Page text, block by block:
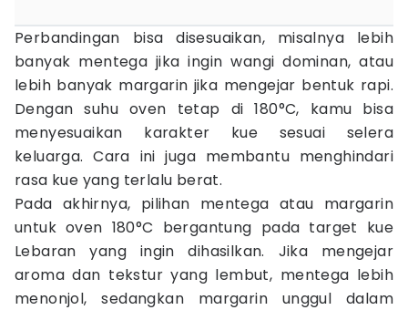
Perbandingan bisa disesuaikan, misalnya lebih
banyak mentega jika ingin wangi dominan, atau
lebih banyak margarin jika mengejar bentuk rapi.
Dengan suhu oven tetap di 180°C, kamu bisa
menyesuaikan karakter kue sesuai selera
keluarga. Cara ini juga membantu menghindari
rasa kue yang terlalu berat.
Pada akhirnya, pilihan mentega atau margarin
untuk oven 180°C bergantung pada target kue
Lebaran yang ingin dihasilkan. Jika mengejar
aroma dan tekstur yang lembut, mentega lebih
menonjol, sedangkan margarin unggul dalam